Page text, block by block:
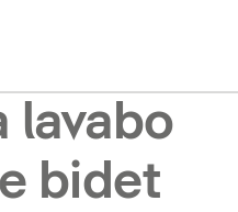
lavabo
bidet